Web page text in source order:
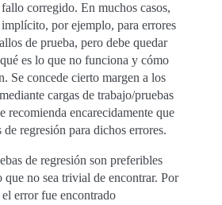
corregido. En muchos casos,
por ejemplo, para errores
de prueba, pero debe quedar
es lo que no funciona y cómo
Se concede cierto margen a los
cargas de trabajo/pruebas
recomienda encarecidamente que
regresión para dichos errores.
de regresión son preferibles
no sea trivial de encontrar. Por
error fue encontrado